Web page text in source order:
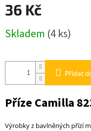
36 Kč
cena:
Skladem (4 ks)
Přidat
Příze Camilla
Výrobky z bavlněných přízí